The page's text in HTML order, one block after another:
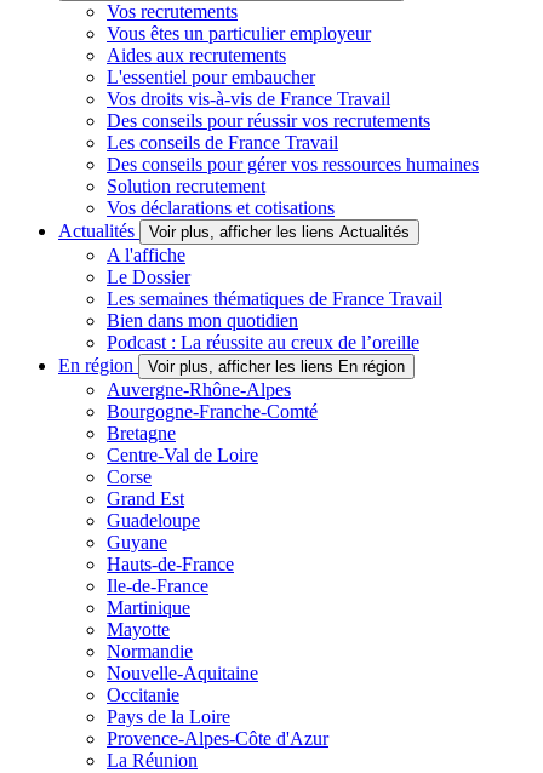
Vos recrutements
Vous êtes un particulier employeur
Aides aux recrutements
L'essentiel pour embaucher
Vos droits vis-à-vis de France Travail
Des conseils pour réussir vos recrutements
Les conseils de France Travail
Des conseils pour gérer vos ressources humaines
Solution recrutement
Vos déclarations et cotisations
Actualités
Voir plus, afficher les liens Actualités
A l'affiche
Le Dossier
Les semaines thématiques de France Travail
Bien dans mon quotidien
Podcast : La réussite au creux de l’oreille
En région
Voir plus, afficher les liens En région
Auvergne-Rhône-Alpes
Bourgogne-Franche-Comté
Bretagne
Centre-Val de Loire
Corse
Grand Est
Guadeloupe
Guyane
Hauts-de-France
Ile-de-France
Martinique
Mayotte
Normandie
Nouvelle-Aquitaine
Occitanie
Pays de la Loire
Provence-Alpes-Côte d'Azur
La Réunion